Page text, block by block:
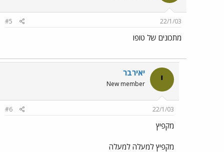
22/1/03
#5
מתכונים של טופו
י יאירבר
New member
22/1/03
#6
מקפיץ
מקפיץ למעלה למעלה